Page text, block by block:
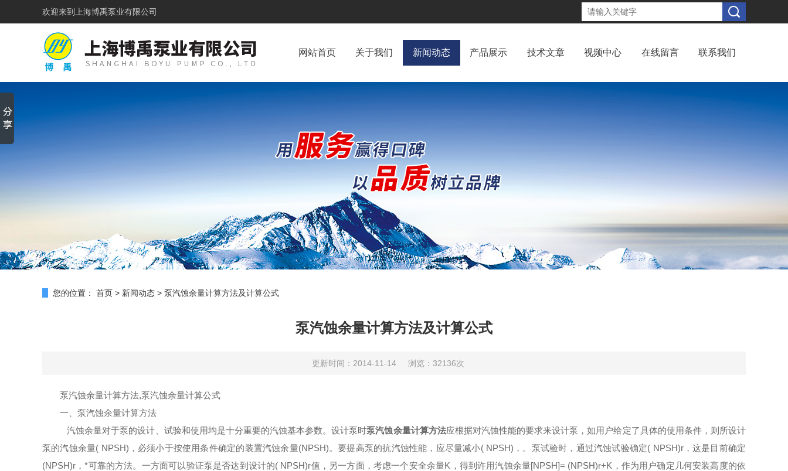
欢迎来到 上海博禹泵业有限公司
网站首页 关于我们 新闻动态 产品展示 技术文章 视频中心 在线留言 联系我们
您的位置： 首页 > 新闻动态 > 泵汽蚀余量计算方法及计算公式
泵汽蚀余量计算方法及计算公式
更新时间：2014-11-14 浏览：32136次
泵汽蚀余量计算方法,泵汽蚀余量计算公式
一、泵汽蚀余量计算方法
汽蚀余量对于泵的设计、试验和使用均是十分重要的汽蚀基本参数。设计泵时泵汽蚀余量计算方法应根据对汽蚀性能的要求来设计泵，如用户给定了具体的使用条件，则所设计
泵的汽蚀余量( NPSH)，必须小于按使用条件确定的装置汽蚀余量(NPSH)。要提高泵的抗汽蚀性能，应尽量减小( NPSH)，。泵试验时，通过汽蚀试验确定( NPSH)r，这是目前确定
(NPSH)r ，*可靠的方法。一方面可以验证泵是否达到设计的( NPSH)r值，另一方面，考虑一个安全余量K ，得到许用汽蚀余量[NPSH]= (NPSH)r+K，作为用户确定几何安装高度的依